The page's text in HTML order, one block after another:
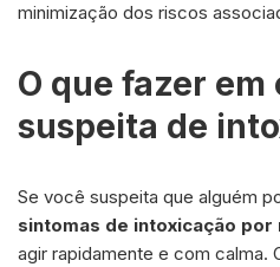
minimização dos riscos
O que fazer em
suspeita de
Se você suspeita que alguém
sintomas de intoxicação por
agir rapidamente e com calma.